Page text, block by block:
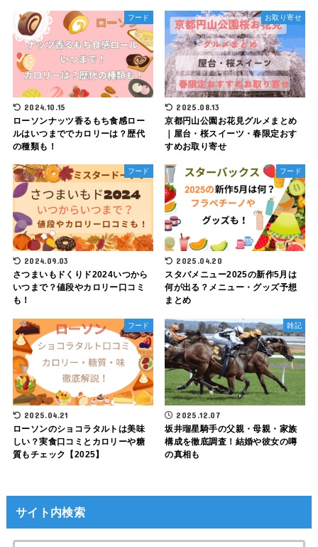
フード
2024.10.15
ローソンナッツ香るもち食感ロー
ルはいつまででカロリーは？歴代
の種類も！
お取り寄せ
2025.08.13
京都円山公園お花見グルメまとめ
｜屋台・桜スイーツ・春限定おす
すめお取り寄せ
フード
2024.09.03
さつまいもドくりド2024いつから
いつまで？値段やカロリー口コミ
も！
フード
2025.04.20
スタバメニュー2025の新作5月は
何が出る？メニュー・グッズ予想
まとめ
フード
2025.04.21
ローソンのショコラタルトは美味
しい？実食口コミとカロリーや糖
質もチェック【2025】
雑記
2025.12.07
坂井瑠星騎手の父親・母親・家族
構成を徹底調査！結婚や彼女の噂
の真相も
サイト内検索